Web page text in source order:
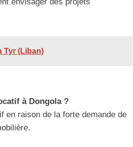
Tyr (Liban)
à Dongola ?
en raison de la forte demande de